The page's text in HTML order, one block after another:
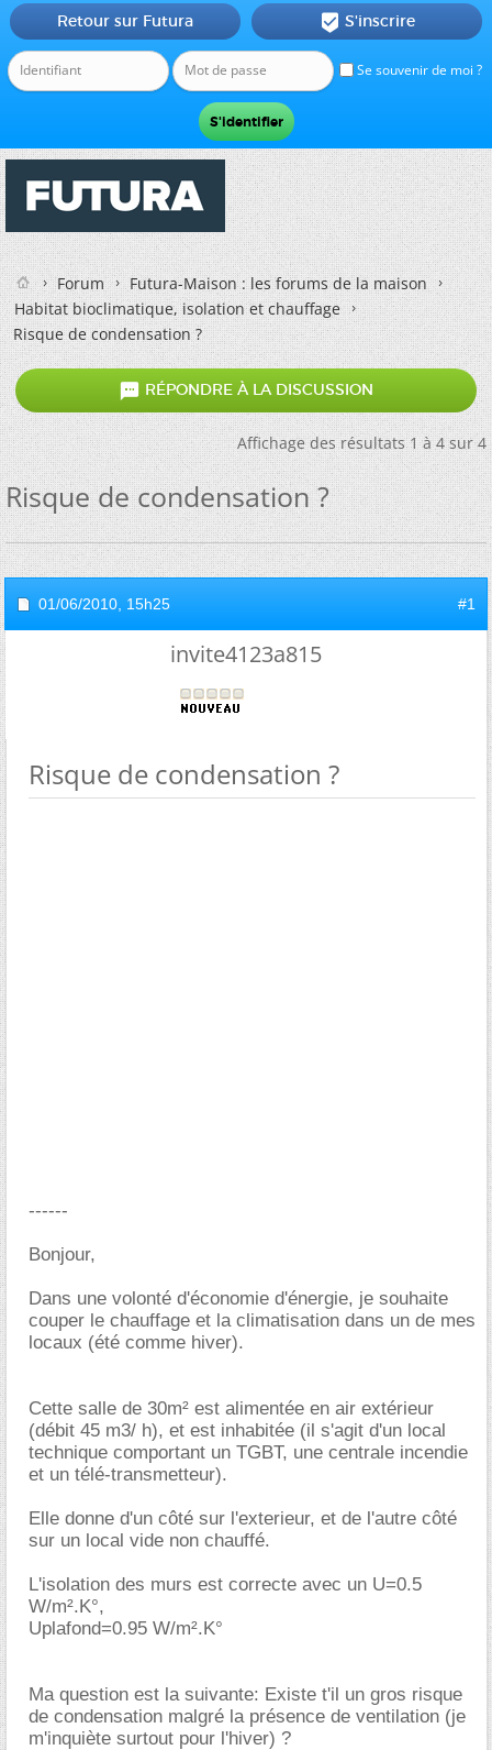
Se souvenir de moi ?
Retour sur Futura  S'inscrire
Forum
Futura-Maison : les forums de la maison
Habitat bioclimatique, isolation et chauffage
Risque de condensation ?
 RÉPONDRE À LA DISCUSSION
Affichage des résultats 1 à 4 sur 4
Risque de condensation ?
01/06/2010, 15h25 #1
invite4123a815
Risque de condensation ?
------
Bonjour,
Dans une volonté d'économie d'énergie, je souhaite
couper le chauffage et la climatisation dans un de mes
locaux (été comme hiver).
Cette salle de 30m² est alimentée en air extérieur
(débit 45 m3/ h), et est inhabitée (il s'agit d'un local
technique comportant un TGBT, une centrale incendie
et un télé-transmetteur).
Elle donne d'un côté sur l'exterieur, et de l'autre côté
sur un local vide non chauffé.
L'isolation des murs est correcte avec un U=0.5
W/m².K°,
Uplafond=0.95 W/m².K°
Ma question est la suivante: Existe t'il un gros risque
de condensation malgré la présence de ventilation (je
m'inquiète surtout pour l'hiver) ?